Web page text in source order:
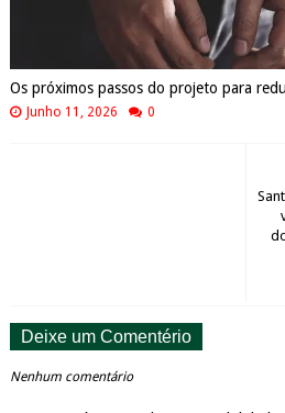
Os próximos passos do projeto para
Junho 11, 2026 0
Deixe um Comentério
Nenhum comentário